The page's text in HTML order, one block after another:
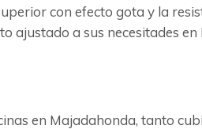
con efecto gota y la
ajustado a sus necesitades
en Majadahonda, tanto